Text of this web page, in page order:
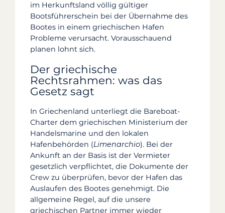
im Herkunftsland völlig gültiger
Bootsführerschein bei der Übernahme des
Bootes in einem griechischen Hafen
Probleme verursacht. Vorausschauend
planen lohnt sich.
Der griechische
Rechtsrahmen: was das
Gesetz sagt
In Griechenland unterliegt die Bareboat-
Charter dem griechischen Ministerium der
Handelsmarine und den lokalen
Hafenbehörden (Limenarchio). Bei der
Ankunft an der Basis ist der Vermieter
gesetzlich verpflichtet, die Dokumente der
Crew zu überprüfen, bevor der Hafen das
Auslaufen des Bootes genehmigt. Die
allgemeine Regel, auf die unsere
griechischen Partner immer wieder